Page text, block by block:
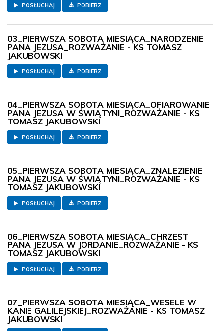
POSŁUCHAJ POBIERZ
03_PIERWSZA SOBOTA MIESIĄCA_NARODZENIE
PANA JEZUSA_ROZWAŻANIE - KS TOMASZ
JAKUBOWSKI
POSŁUCHAJ POBIERZ
04_PIERWSZA SOBOTA MIESIĄCA_OFIAROWANIE
PANA JEZUSA W ŚWIĄTYNI_ROZWAŻANIE - KS
TOMASZ JAKUBOWSKI
POSŁUCHAJ POBIERZ
05_PIERWSZA SOBOTA MIESIĄCA_ZNALEZIENIE
PANA JEZUSA W ŚWIĄTYNI_ROZWAŻANIE - KS
TOMASZ JAKUBOWSKI
POSŁUCHAJ POBIERZ
06_PIERWSZA SOBOTA MIESIĄCA_CHRZEST
PANA JEZUSA W JORDANIE_ROZWAŻANIE - KS
TOMASZ JAKUBOWSKI
POSŁUCHAJ POBIERZ
07_PIERWSZA SOBOTA MIESIĄCA_WESELE W
KANIE GALILEJSKIEJ_ROZWAŻANIE - KS TOMASZ
JAKUBOWSKI